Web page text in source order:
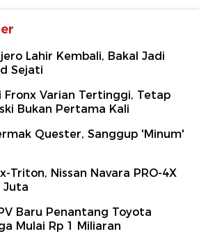
Lahir Kembali, Bakal Jadi
Sejati
Fronx Varian Tertinggi, Tetap
Bukan Pertama Kali
Quester, Sanggup 'Minum'
Triton, Nissan Navara PRO-4X
Juta
Baru Penantang Toyota
Mulai Rp 1 Miliaran